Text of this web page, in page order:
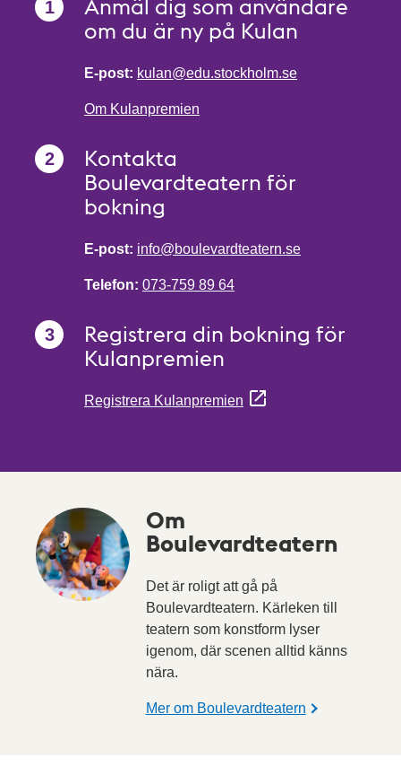
om du är ny på Kulan
E-post: kulan@edu.stockholm.se
Om Kulanpremien
Kontakta
Boulevardteatern för
bokning
E-post: info@boulevardteatern.se
Telefon: 073-759 89 64
Registrera din bokning för
Kulanpremien
Registrera Kulanpremien
Om
Boulevardteatern
Det är roligt att gå på
Boulevardteatern. Kärleken till
teatern som konstform lyser
igenom, där scenen alltid känns
nära.
Mer om Boulevardteatern